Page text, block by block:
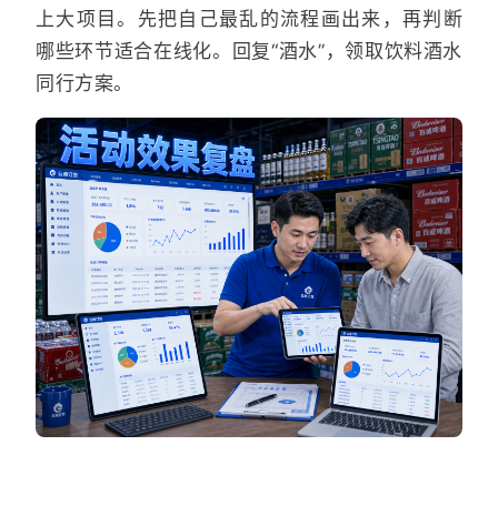
上大项目。先把自己最乱的流程画出来，再判断
哪些环节适合在线化。回复“酒水”，领取饮料酒水
同行方案。